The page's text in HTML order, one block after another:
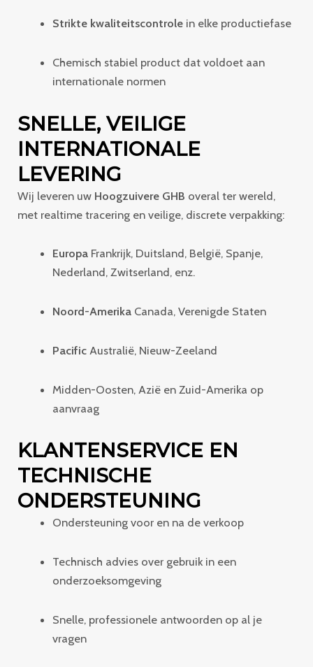
Strikte kwaliteitscontrolein elke productiefase
Chemisch stabiel product dat voldoet aan
internationale normen
SNELLE, VEILIGE
INTERNATIONALE
LEVERING
Wij leveren uw Hoogzuivere GHB overal ter wereld,
met realtime tracering en veilige, discrete verpakking:
EuropaFrankrijk, Duitsland, België, Spanje,
Nederland, Zwitserland, enz.
Noord-AmerikaCanada, Verenigde Staten
PacificAustralië, Nieuw-Zeeland
Midden-Oosten, Azië en Zuid-Amerika op
aanvraag
KLANTENSERVICE EN
TECHNISCHE
ONDERSTEUNING
Ondersteuning voor en na de verkoop
Technisch advies over gebruik in een
onderzoeksomgeving
Snelle, professionele antwoorden op al je
vragen